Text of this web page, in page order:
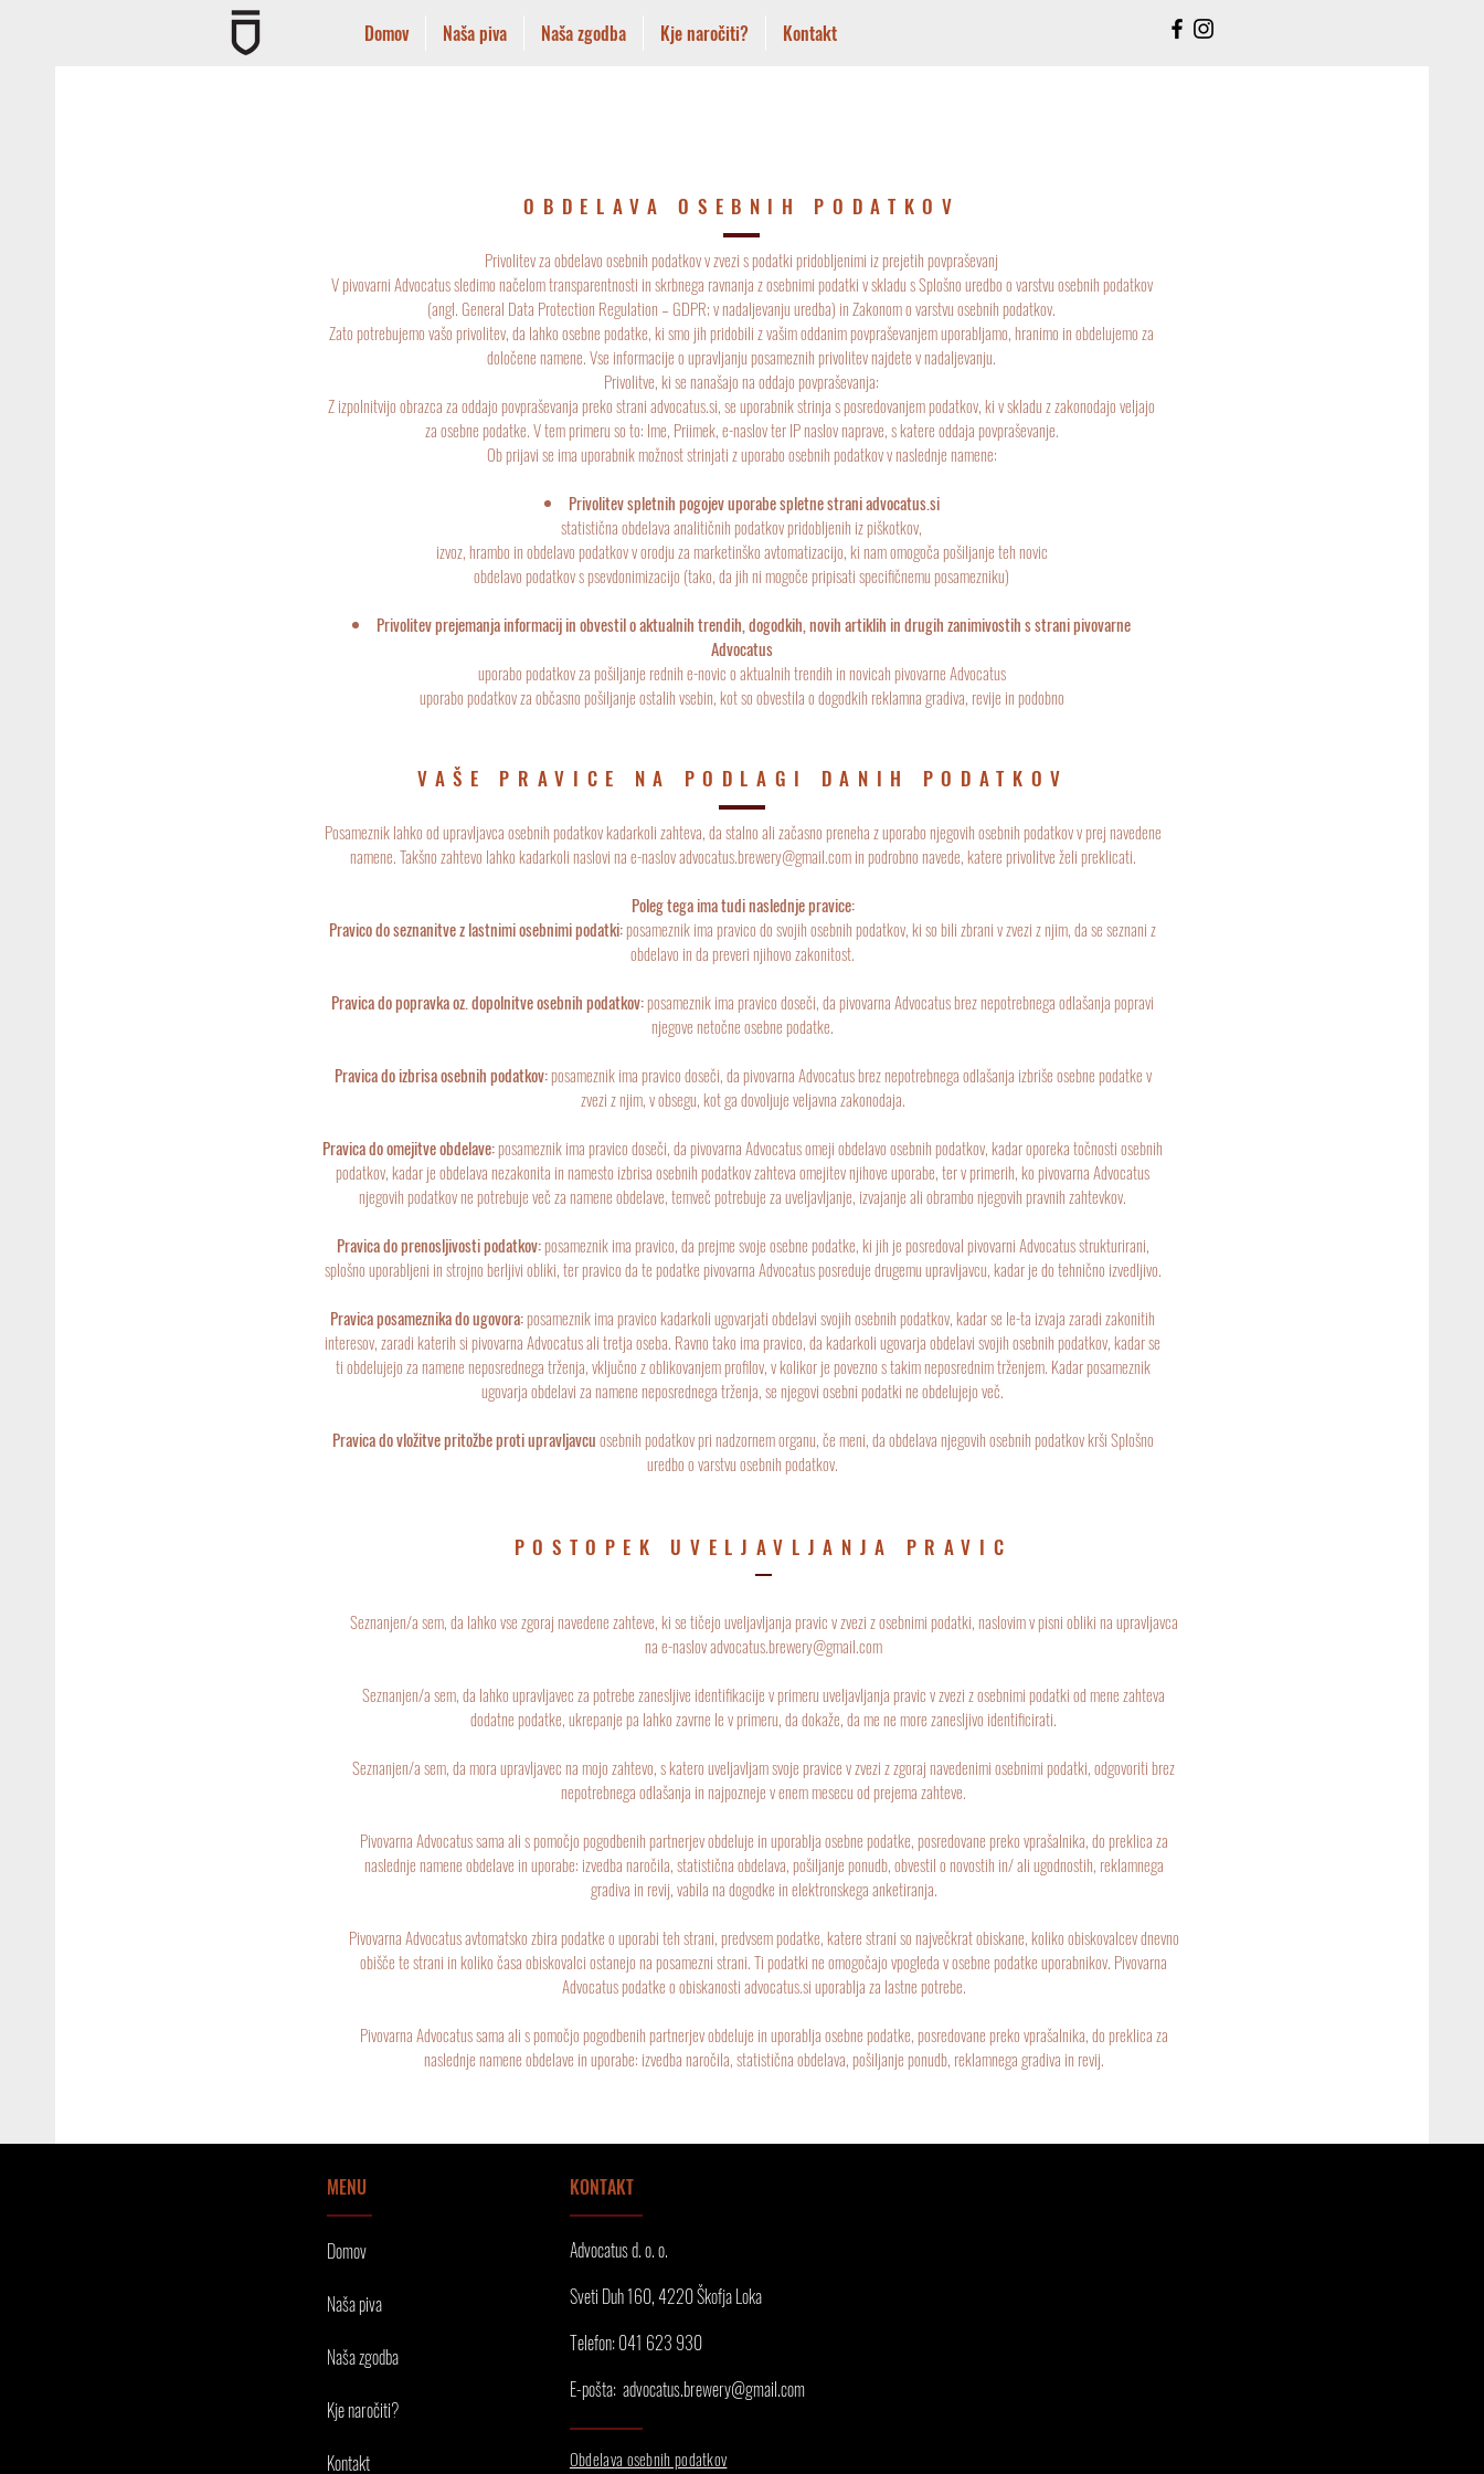
Domov Naša piva Naša zgodba Kje naročiti? Kontakt
OBDELAVA OSEBNIH PODATKOV
Privolitev za obdelavo osebnih podatkov v zvezi s podatki pridobljenimi iz prejetih povpraševanj
V pivovarni Advocatus sledimo načelom transparentnosti in skrbnega ravnanja z osebnimi podatki v skladu s Splošno uredbo o varstvu osebnih podatkov
(angl. General Data Protection Regulation – GDPR; v nadaljevanju uredba) in Zakonom o varstvu osebnih podatkov.
Zato potrebujemo vašo privolitev, da lahko osebne podatke, ki smo jih pridobili z vašim oddanim povpraševanjem uporabljamo, hranimo in obdelujemo za
določene namene. Vse informacije o upravljanju posameznih privolitev najdete v nadaljevanju.
Privolitve, ki se nanašajo na oddajo povpraševanja:
Z izpolnitvijo obrazca za oddajo povpraševanja preko strani advocatus.si, se uporabnik strinja s posredovanjem podatkov, ki v skladu z zakonodajo veljajo
za osebne podatke. V tem primeru so to: Ime, Priimek, e-naslov ter IP naslov naprave, s katere oddaja povpraševanje.
Ob prijavi se ima uporabnik možnost strinjati z uporabo osebnih podatkov v naslednje namene:
Privolitev spletnih pogojev uporabe spletne strani advocatus.si
statistična obdelava analitičnih podatkov pridobljenih iz piškotkov,
izvoz, hrambo in obdelavo podatkov v orodju za marketinško avtomatizacijo, ki nam omogoča pošiljanje teh novic
obdelavo podatkov s psevdonimizacijo (tako, da jih ni mogoče pripisati specifičnemu posamezniku)
Privolitev prejemanja informacij in obvestil o aktualnih trendih, dogodkih, novih artiklih in drugih zanimivostih s strani pivovarne
Advocatus
uporabo podatkov za pošiljanje rednih e-novic o aktualnih trendih in novicah pivovarne Advocatus
uporabo podatkov za občasno pošiljanje ostalih vsebin, kot so obvestila o dogodkih reklamna gradiva, revije in podobno
VAŠE PRAVICE NA PODLAGI DANIH PODATKOV
Posameznik lahko od upravljavca osebnih podatkov kadarkoli zahteva, da stalno ali začasno preneha z uporabo njegovih osebnih podatkov v prej navedene
namene. Takšno zahtevo lahko kadarkoli naslovi na e-naslovadvocatus.brewery@gmail.comin podrobno navede, katere privolitve želi preklicati.
Poleg tega ima tudi naslednje pravice:
Pravico do seznanitve z lastnimi osebnimi podatki:posameznik ima pravico do svojih osebnih podatkov, ki so bili zbrani v zvezi z njim, da se seznani z
obdelavo in da preveri njihovo zakonitost.
Pravica do popravka oz. dopolnitve osebnih podatkov:posameznik ima pravico doseči, da pivovarna Advocatus brez nepotrebnega odlašanja popravi
njegove netočne osebne podatke.
Pravica do izbrisa osebnih podatkov:posameznik ima pravico doseči, da pivovarna Advocatus brez nepotrebnega odlašanja izbriše osebne podatke v
zvezi z njim, v obsegu, kot ga dovoljuje veljavna zakonodaja.
Pravica do omejitve obdelave:posameznik ima pravico doseči, da pivovarna Advocatus omeji obdelavo osebnih podatkov, kadar oporeka točnosti osebnih
podatkov, kadar je obdelava nezakonita in namesto izbrisa osebnih podatkov zahteva omejitev njihove uporabe, ter v primerih, ko pivovarna Advocatus
njegovih podatkov ne potrebuje več za namene obdelave, temveč potrebuje za uveljavljanje, izvajanje ali obrambo njegovih pravnih zahtevkov.
Pravica do prenosljivosti podatkov:posameznik ima pravico, da prejme svoje osebne podatke, ki jih je posredoval pivovarni Advocatus strukturirani,
splošno uporabljeni in strojno berljivi obliki, ter pravico da te podatke pivovarna Advocatus posreduje drugemu upravljavcu, kadar je do tehnično izvedljivo.
Pravica posameznika do ugovora:posameznik ima pravico kadarkoli ugovarjati obdelavi svojih osebnih podatkov, kadar se le-ta izvaja zaradi zakonitih
interesov, zaradi katerih si pivovarna Advocatus ali tretja oseba. Ravno tako ima pravico, da kadarkoli ugovarja obdelavi svojih osebnih podatkov, kadar se
ti obdelujejo za namene neposrednega trženja, vključno z oblikovanjem profilov, v kolikor je povezno s takim neposrednim trženjem. Kadar posameznik
ugovarja obdelavi za namene neposrednega trženja, se njegovi osebni podatki ne obdelujejo več.
Pravica do vložitve pritožbe proti upravljavcuosebnih podatkov pri nadzornem organu, če meni, da obdelava njegovih osebnih podatkov krši Splošno
uredbo o varstvu osebnih podatkov.
POSTOPEK UVELJAVLJANJA PRAVIC
Seznanjen/a sem, da lahko vse zgoraj navedene zahteve, ki se tičejo uveljavljanja pravic v zvezi z osebnimi podatki, naslovim v pisni obliki na upravljavca
na e-naslovadvocatus.brewery@gmail.com
Seznanjen/a sem, da lahko upravljavec za potrebe zanesljive identifikacije v primeru uveljavljanja pravic v zvezi z osebnimi podatki od mene zahteva
dodatne podatke, ukrepanje pa lahko zavrne le v primeru, da dokaže, da me ne more zanesljivo identificirati.
Seznanjen/a sem, da mora upravljavec na mojo zahtevo, s katero uveljavljam svoje pravice v zvezi z zgoraj navedenimi osebnimi podatki, odgovoriti brez
nepotrebnega odlašanja in najpozneje v enem mesecu od prejema zahteve.
Pivovarna Advocatus sama ali s pomočjo pogodbenih partnerjev obdeluje in uporablja osebne podatke, posredovane preko vprašalnika, do preklica za
naslednje namene obdelave in uporabe: izvedba naročila, statistična obdelava, pošiljanje ponudb, obvestil o novostih in/ ali ugodnostih, reklamnega
gradiva in revij, vabila na dogodke in elektronskega anketiranja.
Pivovarna Advocatus avtomatsko zbira podatke o uporabi teh strani, predvsem podatke, katere strani so največkrat obiskane, koliko obiskovalcev dnevno
obišče te strani in koliko časa obiskovalci ostanejo na posamezni strani. Ti podatki ne omogočajo vpogleda v osebne podatke uporabnikov. Pivovarna
Advocatus podatke o obiskanosti advocatus.si uporablja za lastne potrebe.
Pivovarna Advocatus sama ali s pomočjo pogodbenih partnerjev obdeluje in uporablja osebne podatke, posredovane preko vprašalnika, do preklica za
naslednje namene obdelave in uporabe: izvedba naročila, statistična obdelava, pošiljanje ponudb, reklamnega gradiva in revij.
MENU
Domov
Naša piva
Naša zgodba
Kje naročiti?
Kontakt
KONTAKT
Advocatus d. o. o.
Sveti Duh 160, 4220 Škofja Loka
Telefon: 041 623 930
E-pošta: advocatus.brewery@gmail.com
Obdelava osebnih podatkov